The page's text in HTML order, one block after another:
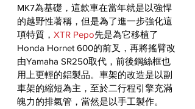
MK7為基礎，這款車在當年就是以強悍
的越野性著稱，但是為了進一步強化這
項特質， XTR Pepo先是為它移植了
Honda Hornet 600的前叉，再將搖臂改
由Yamaha SR250取代，前後鋼絲框也
用上更輕的鋁製品。車架的改造是以副
車架的縮短為主，至於二行程引擎充滿
魄力的排氣管，當然是以手工製作。